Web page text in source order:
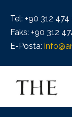
Tel: +90 312
Faks: +90 312
E-Posta: